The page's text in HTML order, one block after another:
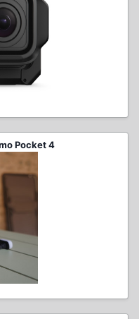
Pocket 4